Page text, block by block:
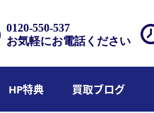
0120-550-537
お気軽にお電話ください
HP特典 買取ブログ